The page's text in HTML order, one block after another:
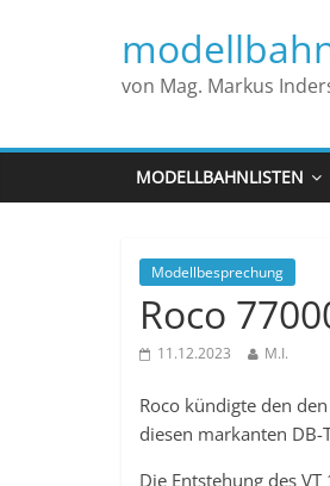
von Mag. Markus
MODELLBAHNLISTEN
Modellbesprechung
Roco
11.12.2023 M.I.
Roco kündigte den
diesen markanten
Die Entstehung des